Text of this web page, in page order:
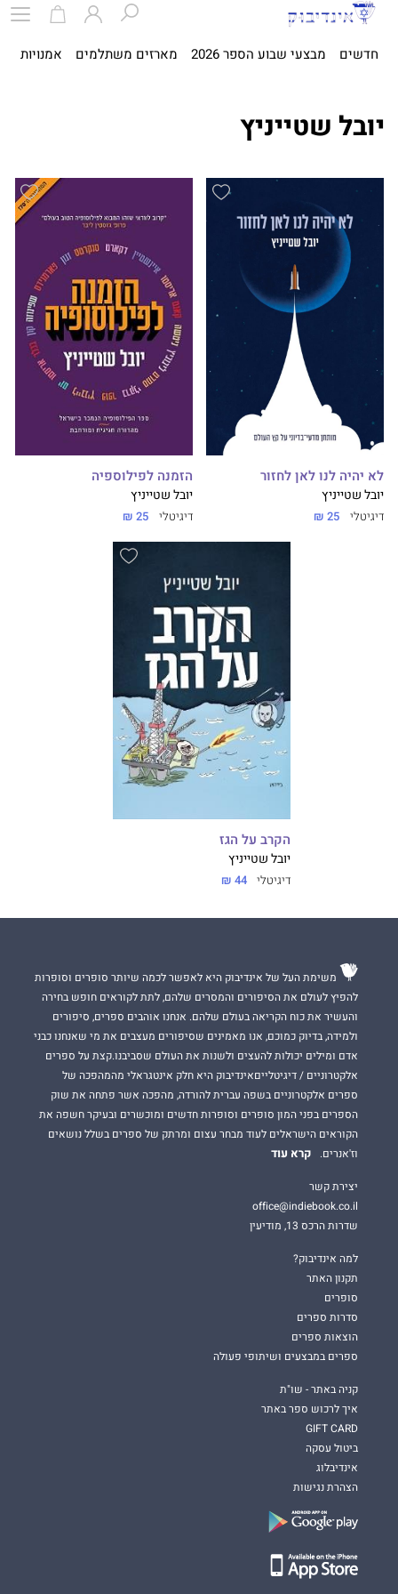
חדשים מבצעי שבוע הספר 2026 מארזים משתלמים אמנויות
יובל שטייניץ
לא יהיה לנו לאן לחזור
יובל שטייניץ
דיגיטלי 25 ₪
הזמנה לפילוספיה
יובל שטייניץ
דיגיטלי 25 ₪
הקרב על הגז
יובל שטייניץ
דיגיטלי 44 ₪
משימת העל של אינדיבוק היא לאפשר לכמה שיותר סופרים וסופרות
להפיץ לעולם את הסיפורים והמסרים שלהם, לתת לקוראים חופש בחירה
והעשיר את כוח הקריאה בעולם שלהם. אנחנו אוהבים ספרים, סיפורים
ולמידה, בדיוק כמוכם, אנו מאמינים שסיפורים מעצבים את מי שאנחנו כבני
אדם ומילים יכולות להעצים ולשנות את העולם שסביבנו.קצת על ספרים
אלקטרוניים / דיגיטלייםאינדיבוק היא חלק אינטגראלי מהמהפכה של
ספרים אלקטרוניים בשפה עברית להורדה, מהפכה אשר פתחה את שוק
הספרים בפני המון סופרים וסופרות חדשים ומוכשרים ובעיקר חשפה את
הקוראים הישראלים לעוד מבחר עצום ומרתק של ספרים בשלל נושאים
וז'אנרים.
קרא עוד
יצירת קשר
office@indiebook.co.il
שדרות הרכס 13, מודיעין
למה אינדיבוק?
תקנון האתר
סופרים
סדרות ספרים
הוצאות ספרים
ספרים במבצעים ושיתופי פעולה
קניה באתר - שו"ת
איך לרכוש ספר באתר
GIFT CARD
ביטול עסקה
אינדיבלוג
הצהרת נגישות